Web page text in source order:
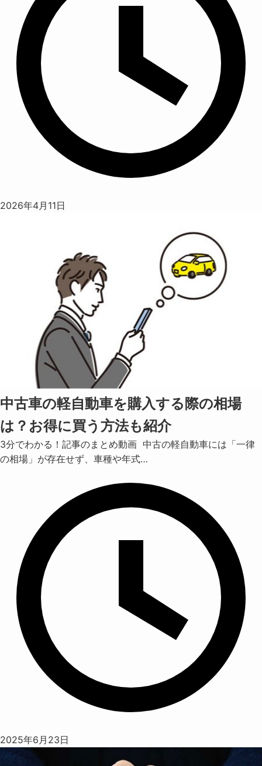
2026年4月11日
中古車の軽自動車を購入する際の相場
は？お得に買う方法も紹介
3分でわかる！記事のまとめ動画 中古の軽自動車には「一律
の相場」が存在せず、車種や年式…
2025年6月23日